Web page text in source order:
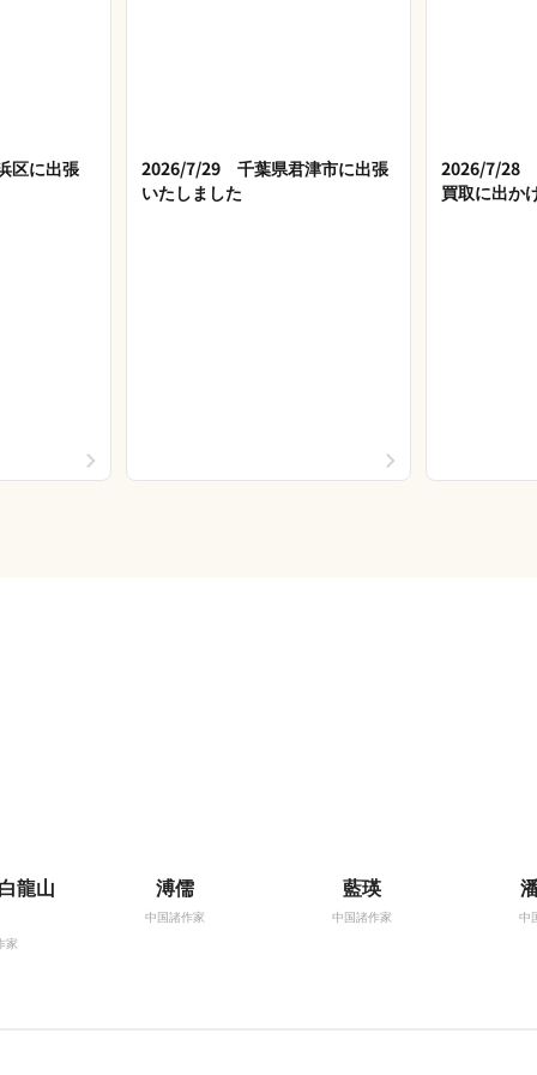
区に出張
2026/7/29 千葉県君津市に出張
いたしました
2026/7/28
買取に出か
龍山
家
溥儒
中国諸作家
藍瑛
中国諸作家 中